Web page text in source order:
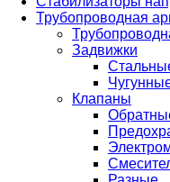
Трубопроводная
Задвижки
Клапаны